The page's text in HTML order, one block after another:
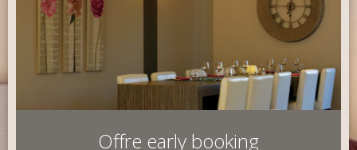
Offre early booking